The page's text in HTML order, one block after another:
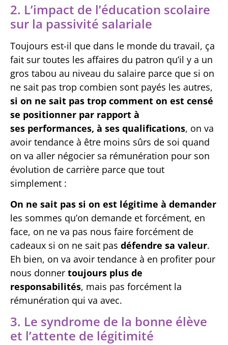
2. L’impact de l’éducation scolaire
sur la passivité salariale
Toujours est-il que dans le monde du travail, ça
fait sur toutes les affaires du patron qu’il y a un
gros tabou au niveau du salaire parce que si on
ne sait pas trop combien sont payés les autres,
si on ne sait pas trop comment on est censé
se positionner par rapport à
ses performances, à ses qualifications, on va
avoir tendance à être moins sûrs de soi quand
on va aller négocier sa rémunération pour son
évolution de carrière parce que tout
simplement :
On ne sait pas si on est légitime à demander
les sommes qu’on demande et forcément, en
face, on ne va pas nous faire forcément de
cadeaux si on ne sait pas défendre sa valeur.
Eh bien, on va avoir tendance à en profiter pour
nous donner toujours plus de
responsabilités, mais pas forcément la
rémunération qui va avec.
3. Le syndrome de la bonne élève
et l’attente de légitimité